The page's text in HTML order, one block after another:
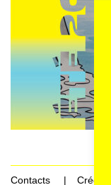
Contacts Crédits